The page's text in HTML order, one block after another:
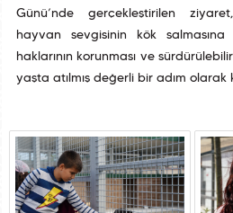
Günü’nde gerçekleştirilen
hayvan sevgisinin kök
haklarının korunması ve
yaşta atılmış değerli bir adım